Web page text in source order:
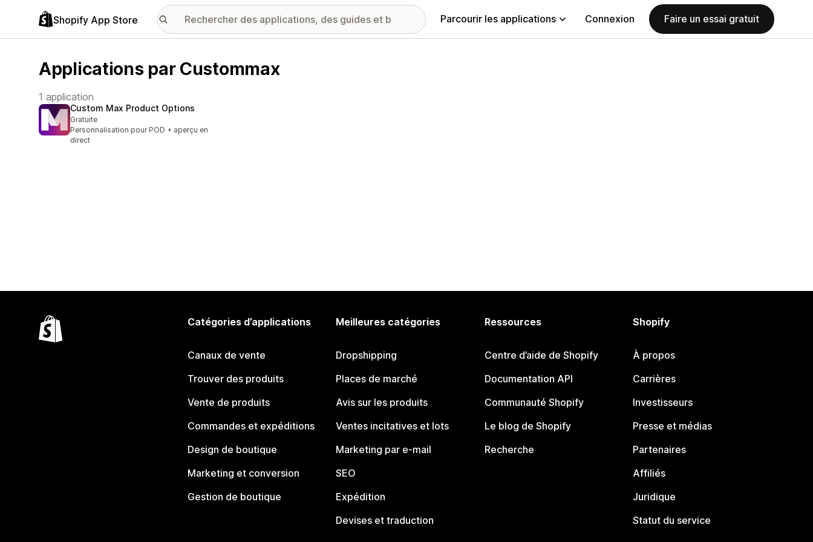
Shopify App Store Parcourir les applications Connexion Faire un essai gratuit
Applications par Custommax
1 application
Custom Max Product Options
Gratuite
Personnalisation pour POD + aperçu en
direct
Catégories d’applications
Canaux de vente
Trouver des produits
Vente de produits
Commandes et expéditions
Design de boutique
Marketing et conversion
Gestion de boutique
Meilleures catégories
Dropshipping
Places de marché
Avis sur les produits
Ventes incitatives et lots
Marketing par e-mail
SEO
Expédition
Devises et traduction
Ressources
Centre d’aide de Shopify
Documentation API
Communauté Shopify
Le blog de Shopify
Recherche
Shopify
À propos
Carrières
Investisseurs
Presse et médias
Partenaires
Affiliés
Juridique
Statut du service